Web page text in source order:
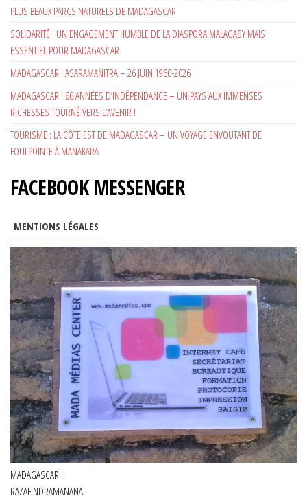
PLUS BEAUX PARCS NATURELS DE MADAGASCAR
SOLIDARITÉ : UN ENGAGEMENT HUMBLE DE LA DIASPORA MALAGASY MAIS
ESSENTIEL POUR MADAGASCAR
MADAGASCAR : ASARAMANITRA – 26 JUIN 1960-2026
MADAGASCAR : 66 ANNÉES D’INDÉPENDANCE – UN PAYS AUX IMMENSES
RICHESSES TOURNÉ VERS L’AVENIR !
TOURISME : LA CÔTE EST DE MADAGASCAR – UN VOYAGE ENVOUTANT DE
FOULPOINTE À MANAKARA
FACEBOOK MESSENGER
MENTIONS LÉGALES
MADAGASCAR :
RAZAFINDRAMANANA